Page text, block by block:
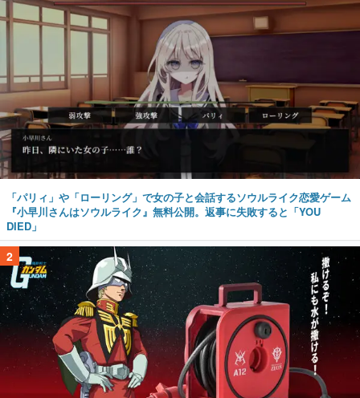
「パリィ」や「ローリング」で女の子と会話するソウルライク恋愛ゲーム
『小早川さんはソウルライク』無料公開。返事に失敗すると「YOU
DIED」
2